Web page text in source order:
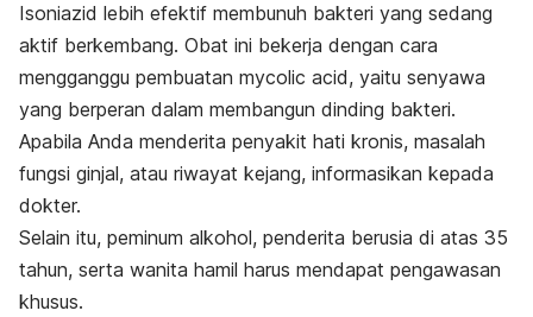
Isoniazid lebih efektif membunuh bakteri yang sedang
aktif berkembang. Obat ini bekerja dengan cara
mengganggu pembuatan mycolic acid, yaitu senyawa
yang berperan dalam membangun dinding bakteri.
Apabila Anda menderita penyakit hati kronis, masalah
fungsi ginjal, atau riwayat kejang, informasikan kepada
dokter.
Selain itu, peminum alkohol, penderita berusia di atas 35
tahun, serta wanita hamil harus mendapat pengawasan
khusus.